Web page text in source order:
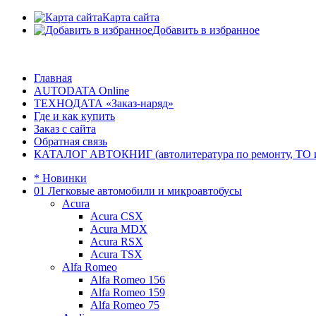
Карта сайта
Добавить в избранное
Главная
AUTODATA Online
ТЕХНОДАТА «Заказ-наряд»
Где и как купить
Заказ с сайта
Обратная связь
КАТАЛОГ АВТОКНИГ (автолитература по ремонту, ТО и
* Новинки
01 Легковые автомобили и микроавтобусы
Acura
Acura CSX
Acura MDX
Acura RSX
Acura TSX
Alfa Romeo
Alfa Romeo 156
Alfa Romeo 159
Alfa Romeo 75